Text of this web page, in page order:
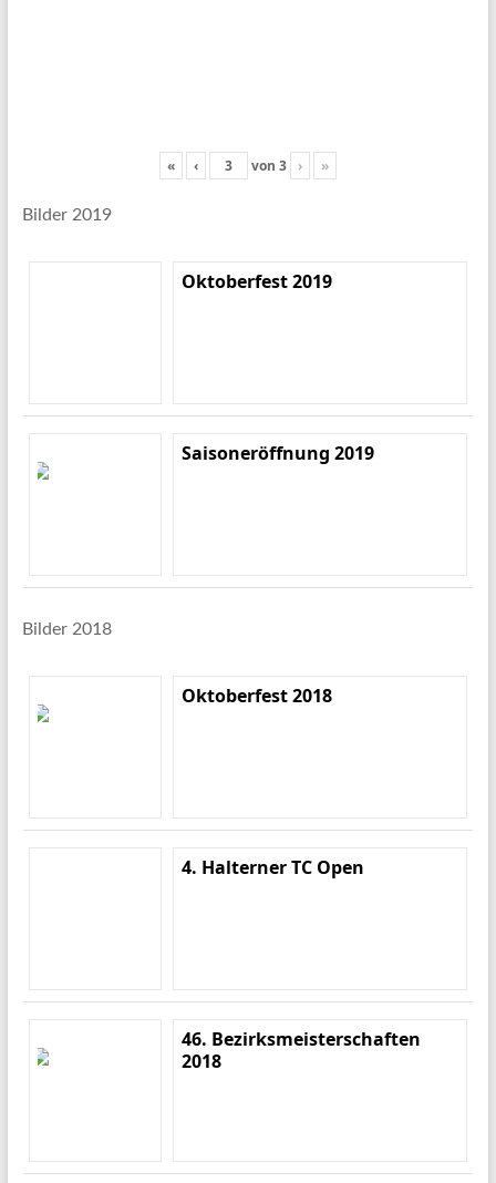
« ‹ von 3 › »
Bilder 2019
Oktoberfest 2019
Saisoneröffnung 2019
Bilder 2018
Oktoberfest 2018
4. Halterner TC Open
46. Bezirksmeisterschaften
2018